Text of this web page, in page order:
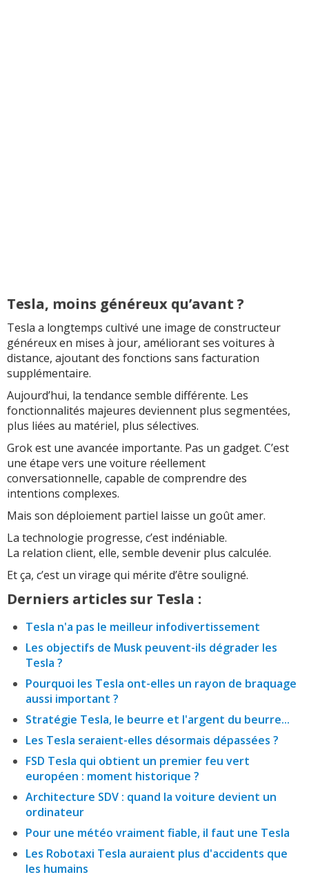
Tesla, moins généreux qu’avant ?
Tesla a longtemps cultivé une image de constructeur
généreux en mises à jour, améliorant ses voitures à
distance, ajoutant des fonctions sans facturation
supplémentaire.
Aujourd’hui, la tendance semble différente. Les
fonctionnalités majeures deviennent plus segmentées,
plus liées au matériel, plus sélectives.
Grok est une avancée importante. Pas un gadget. C’est
une étape vers une voiture réellement
conversationnelle, capable de comprendre des
intentions complexes.
Mais son déploiement partiel laisse un goût amer.
La technologie progresse, c’est indéniable.
La relation client, elle, semble devenir plus calculée.
Et ça, c’est un virage qui mérite d’être souligné.
Derniers articles sur Tesla :
Tesla n'a pas le meilleur infodivertissement
Les objectifs de Musk peuvent-ils dégrader les
Tesla ?
Pourquoi les Tesla ont-elles un rayon de braquage
aussi important ?
Stratégie Tesla, le beurre et l'argent du beurre...
Les Tesla seraient-elles désormais dépassées ?
FSD Tesla qui obtient un premier feu vert
européen : moment historique ?
Architecture SDV : quand la voiture devient un
ordinateur
Pour une météo vraiment fiable, il faut une Tesla
Les Robotaxi Tesla auraient plus d'accidents que
les humains